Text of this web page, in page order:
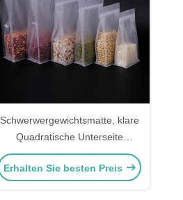
Schwerwergewichtsmatte, klare
Quadratische Unterseite
Stehbeutel Taschen mit wieder
verschließbarem
Erhalten Sie besten Preis